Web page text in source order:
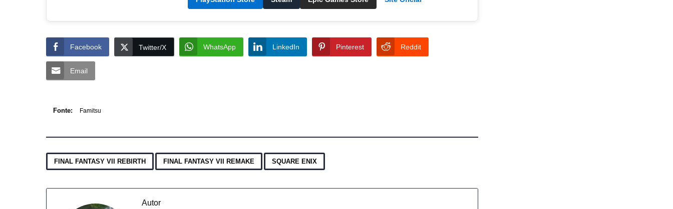
Facebook Twitter/X WhatsApp LinkedIn Pinterest Reddit
Email
Fonte: Famitsu
FINAL FANTASY VII REBIRTH FINAL FANTASY VII REMAKE SQUARE ENIX
Autor